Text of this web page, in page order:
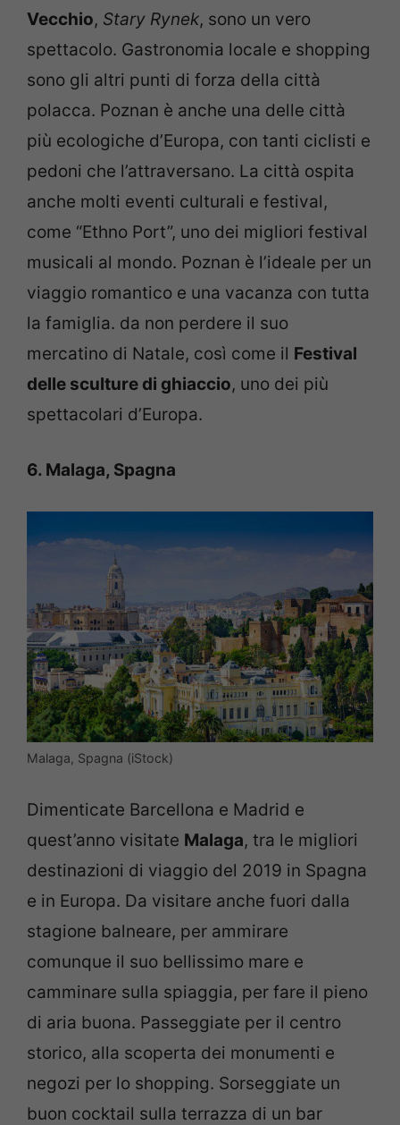
Vecchio, Stary Rynek, sono un vero
spettacolo. Gastronomia locale e shopping
sono gli altri punti di forza della città
polacca. Poznan è anche una delle città
più ecologiche d’Europa, con tanti ciclisti e
pedoni che l’attraversano. La città ospita
anche molti eventi culturali e festival,
come “Ethno Port”, uno dei migliori festival
musicali al mondo. Poznan è l’ideale per un
viaggio romantico e una vacanza con tutta
la famiglia. da non perdere il suo
mercatino di Natale, così come il Festival
delle sculture di ghiaccio, uno dei più
spettacolari d’Europa.
6. Malaga, Spagna
Malaga, Spagna (iStock)
Dimenticate Barcellona e Madrid e
quest’anno visitate Malaga, tra le migliori
destinazioni di viaggio del 2019 in Spagna
e in Europa. Da visitare anche fuori dalla
stagione balneare, per ammirare
comunque il suo bellissimo mare e
camminare sulla spiaggia, per fare il pieno
di aria buona. Passeggiate per il centro
storico, alla scoperta dei monumenti e
negozi per lo shopping. Sorseggiate un
buon cocktail sulla terrazza di un bar